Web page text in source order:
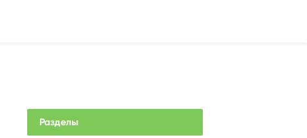
Разделы